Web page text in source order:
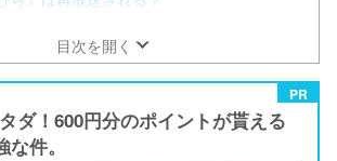
目次を開く
PR
ダ！600円分のポイントが貰える
件。